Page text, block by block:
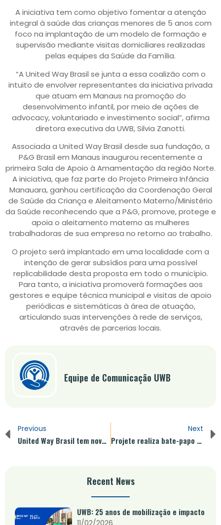
A iniciativa tem como objetivo fomentar a atenção
integral à saúde das crianças menores de 5 anos com
foco na implantação de um modelo de formação e
supervisão mediante visitas domiciliares realizadas
pelas equipes da Saúde da Família.
“A United Way Brasil se junta a essa coalizão com o
intuito de envolver representantes da iniciativa privada
que atuam em Manaus na promoção do
desenvolvimento infantil, por meio de ações de
advocacy, voluntariado e investimento social”, afirma
diretora executiva da UWB, Silvia Zanotti.
Associada a United Way Brasil desde sua fundação, a
P&G Brasil em Manaus inaugurou recentemente a
primeira Sala de Apoio à Amamentação da região Norte.
A iniciativa, que faz parte do Projeto Primeira Infância
Manauara, ganhou certificação da Coordenação Geral
de Saúde da Criança e Aleitamento Materno/Ministério
da Saúde reconhecendo que a P&G, promove, protege e
apoia o aleitamento materno as mulheres
trabalhadoras de sua empresa no retorno ao trabalho.
O projeto será implantado em uma localidade com a
intenção de gerar subsídios para uma possível
replicabilidade desta proposta em todo o município.
Para tanto, a iniciativa promoverá formações aos
gestores e equipe técnica municipal e visitas de apoio
periódicas e sistemáticas à área de atuação,
articulando suas intervenções à rede de serviços,
através de parcerias locais.
Equipe de Comunicação UWB
Previous
United Way Brasil tem nova estratégia para ampliar impacto social: Community Hubs
Next
Projete realiza bate-papo com profissionais renomados. Augusto Cury estava lá!
Recent News
UWB: 25 anos de mobilização e impacto
11/02/2026